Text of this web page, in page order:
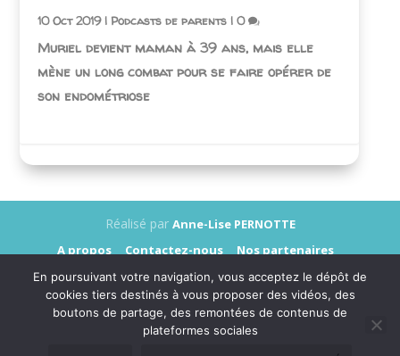
10 Oct 2019| Podcasts de parents |0
Muriel devient maman à 39 ans, mais elle
mène un long combat pour se faire opérer de
son endométriose
Réalisé par Anne-Lise PERNOTTE
A propos
Contactez-nous
Nos partenaires
Annonceurs
Presse
Mentions légales
Données personnelles
En poursuivant votre navigation, vous acceptez le dépôt de
cookies tiers destinés à vous proposer des vidéos, des
boutons de partage, des remontées de contenus de
plateformes sociales